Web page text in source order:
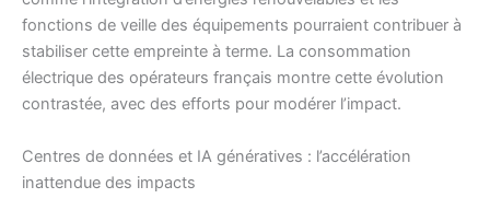
fonctions de veille des équipements pourraient contribuer à
stabiliser cette empreinte à terme. La consommation
électrique des opérateurs français montre cette évolution
contrastée, avec des efforts pour modérer l’impact.
Centres de données et IA génératives : l’accélération
inattendue des impacts